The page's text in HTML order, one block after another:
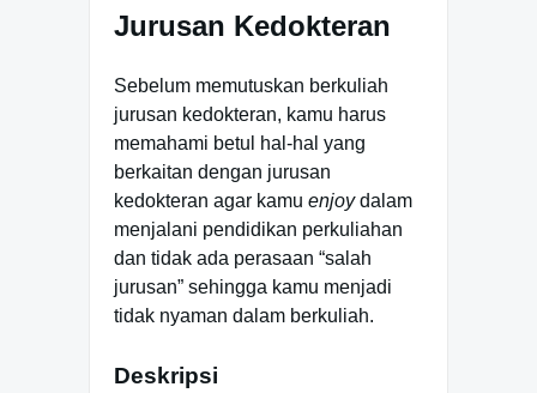
Jurusan Kedokteran
Sebelum memutuskan berkuliah
jurusan kedokteran, kamu harus
memahami betul hal-hal yang
berkaitan dengan jurusan
kedokteran agar kamu enjoydalam
menjalani pendidikan perkuliahan
dan tidak ada perasaan “salah
jurusan” sehingga kamu menjadi
tidak nyaman dalam berkuliah.
Deskripsi